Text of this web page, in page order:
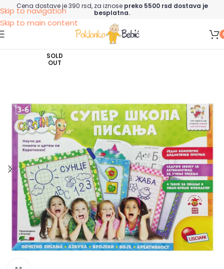
Skip to navigation
Skip to main content
Cena dostave je 390 rsd, za iznose preko 5500 rsd dostava je
besplatna.
SOLD
OUT